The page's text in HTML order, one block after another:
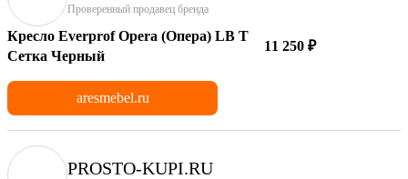
Проверенный продавец бренда
Кресло Everprof Opera (Опера) LB T
Сетка Черный
11 250 ₽
aresmebel.ru
PROSTO-KUPI.RU